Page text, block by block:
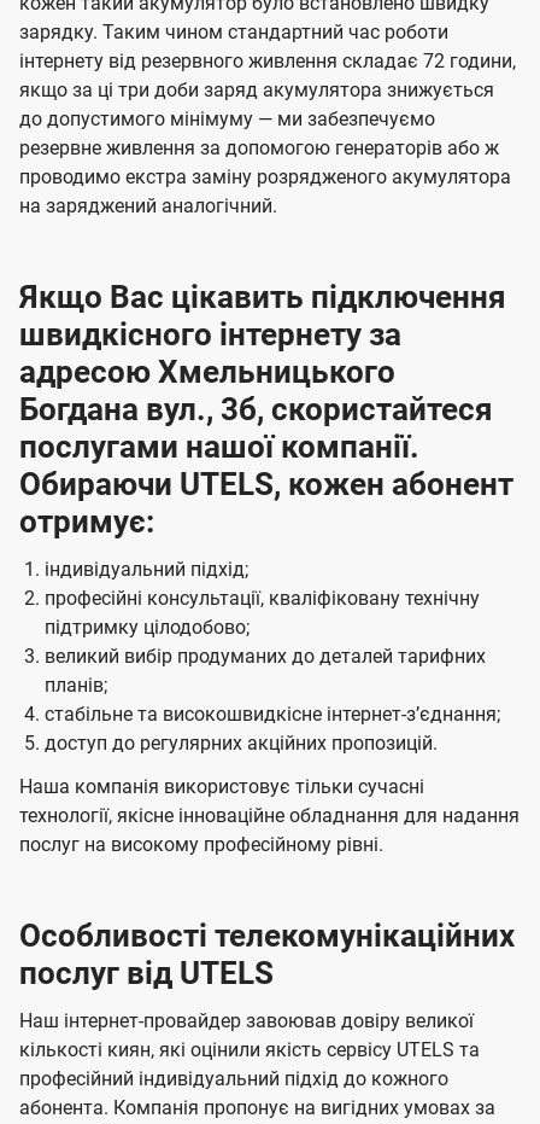
зарядку. Таким чином стандартний час роботи
інтернету від резервного живлення складає 72 години,
якщо за ці три доби заряд акумулятора знижується
до допустимого мінімуму — ми забезпечуємо
резервне живлення за допомогою генераторів або ж
проводимо екстра заміну розрядженого акумулятора
на заряджений аналогічний.
Якщо Вас цікавить підключення
швидкісного інтернету за
адресою Хмельницького
Богдана вул., 3б, скористайтеся
послугами нашої компанії.
Обираючи UTELS, кожен абонент
отримує:
індивідуальний підхід;
професійні консультації, кваліфіковану технічну
підтримку цілодобово;
великий вибір продуманих до деталей тарифних
планів;
стабільне та високошвидкісне інтернет-зʼєднання;
доступ до регулярних акційних пропозицій.
Наша компанія використовує тільки сучасні
технології, якісне інноваційне обладнання для надання
послуг на високому професійному рівні.
Особливості телекомунікаційних
послуг від UTELS
Наш інтернет-провайдер завоював довіру великої
кількості киян, які оцінили якість сервісу UTELS та
професійний індивідуальний підхід до кожного
абонента. Компанія пропонує на вигідних умовах за